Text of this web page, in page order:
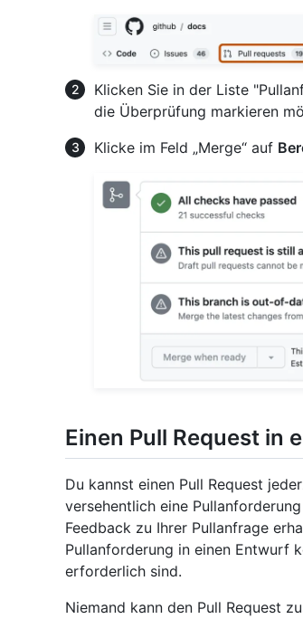
Klicken Sie in der Liste
die Überprüfung markieren
Klicke im Feld „Merge“ auf
Einen Pull Request in
Du kannst einen Pull Request
versehentlich eine
Feedback zu Ihrer Pullanfrage
Pullanforderung in einen Entwurf
erforderlich sind.
Niemand kann den Pull Request